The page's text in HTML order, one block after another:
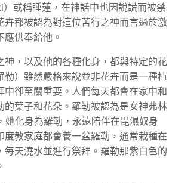
或稱睡蓮，在神話中也因說謊而被禁
卉都被認為對這位苦行之神而言過於激
供奉給他。
神，以及他的各種化身，都與特定的花
勒）雖然嚴格來說並非花卉而是一種植
中卻至關重要。人們每天都會在家中和
的葉子和花朵。羅勒被認為是女神弗林
化身為羅勒，永遠陪伴在毘濕奴身
度教家庭都會養一盆羅勒，通常栽種在
每天澆水並進行祭拜。羅勒那紫白色的